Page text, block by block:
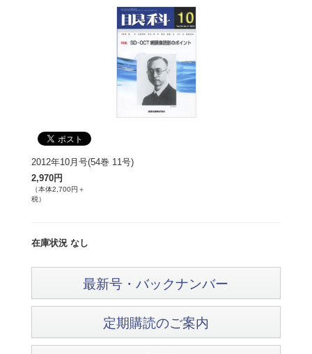
2012年10月号(54巻 11号)
2,970円
（本体2,700円＋
税）
在庫状況 なし
最新号・バックナンバー
定期購読のご案内